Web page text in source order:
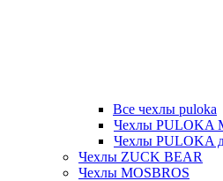
Все чехлы puloka
Чехлы PULOKA
Чехлы PULOKA
Чехлы ZUCK BEAR
Чехлы MOSBROS